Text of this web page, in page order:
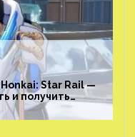
Star Rail —
и получить